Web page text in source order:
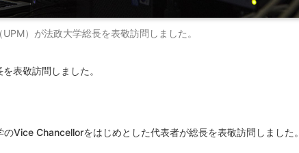
）が法政大学総長を表敬訪問しました。
表敬訪問しました。
のVice Chancellorをはじめとした代表者が総長を表敬訪問しました。